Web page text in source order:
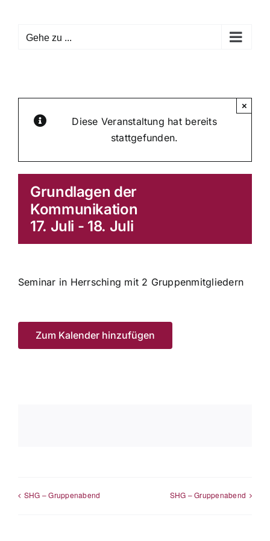
springenGehe zu ...
Diese Veranstaltung hat bereits
stattgefunden.
×
Grundlagen der
Kommunikation
17. Juli - 18. Juli
Seminar in Herrsching mit 2 Gruppenmitgliedern
Zum Kalender hinzufügen
SHG – Gruppenabend SHG – Gruppenabend